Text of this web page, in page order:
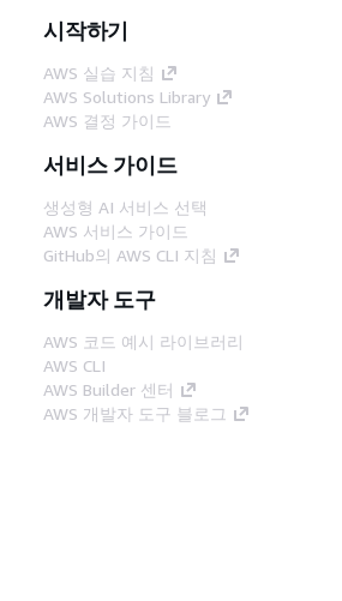
시작하기
AWS 실습 지침
AWS Solutions Library
AWS 결정 가이드
서비스 가이드
생성형 AI 서비스 선택
AWS 서비스 가이드
GitHub의 AWS CLI 지침
개발자 도구
AWS 코드 예시 라이브러리
AWS CLI
AWS Builder 센터
AWS 개발자 도구 블로그